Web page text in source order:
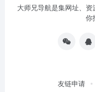
大师兄导航是集网址、
你
友链申请